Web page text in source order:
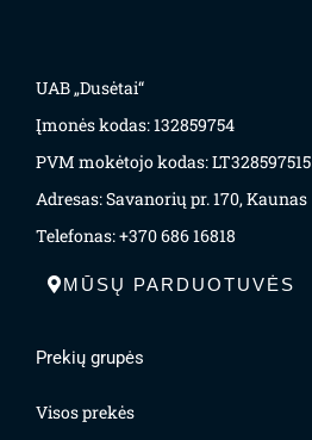
UAB „Dusėtai“
Įmonės kodas: 132859754
PVM mokėtojo kodas: LT328597515
Adresas: Savanorių pr. 170, Kaunas
Telefonas: +370 686 16818
MŪSŲ PARDUOTUVĖS
Prekių grupės
Visos prekės